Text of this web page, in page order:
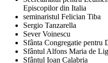
Episcopilor din Italia
seminaristul Felician Tiba
Sergio Tanzarella
Sever Voinescu
Sfânta Congregatie pentru
Sfântul Alfons Maria de
Sfântul Ioan Calabria